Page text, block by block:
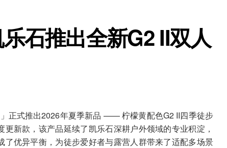
石推出全新G2 II双人
正式推出2026年夏季新品 —— 柠檬黄配色G2 II四季徒步
新款，该产品延续了凯乐石深耕户外领域的专业积淀，
优异平衡，为徒步爱好者与露营人群带来了适配多场景